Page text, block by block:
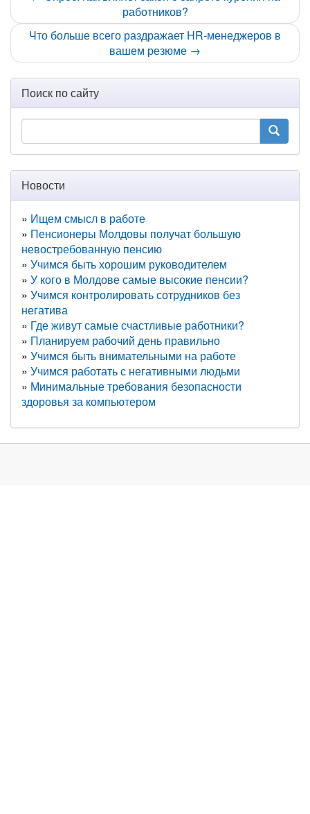
работников?
Что больше всего раздражает HR-менеджеров в
вашем резюме →
Поиск по сайту
Новости
Ищем смысл в работе
Пенсионеры Молдовы получат большую
невостребованную пенсию
Учимся быть хорошим руководителем
У кого в Молдове самые высокие пенсии?
Учимся контролировать сотрудников без
негатива
Где живут самые счастливые работники?
Планируем рабочий день правильно
Учимся быть внимательными на работе
Учимся работать с негативными людьми
Минимальные требования безопасности
здоровья за компьютером